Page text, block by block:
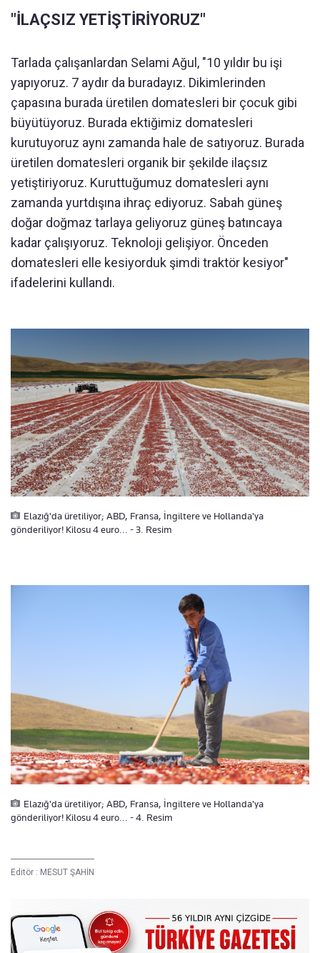
"İLAÇSIZ YETİŞTİRİYORUZ"
Tarlada çalışanlardan Selami Ağul, "10 yıldır bu işi
yapıyoruz. 7 aydır da buradayız. Dikimlerinden
çapasına burada üretilen domatesleri bir çocuk gibi
büyütüyoruz. Burada ektiğimiz domatesleri
kurutuyoruz aynı zamanda hale de satıyoruz. Burada
üretilen domatesleri organik bir şekilde ilaçsız
yetiştiriyoruz. Kuruttuğumuz domatesleri aynı
zamanda yurtdışına ihraç ediyoruz. Sabah güneş
doğar doğmaz tarlaya geliyoruz güneş batıncaya
kadar çalışıyoruz. Teknoloji gelişiyor. Önceden
domatesleri elle kesiyorduk şimdi traktör kesiyor"
ifadelerini kullandı.
Elazığ'da üretiliyor; ABD, Fransa, İngiltere ve Hollanda'ya
gönderiliyor! Kilosu 4 euro... - 3. Resim
Elazığ'da üretiliyor; ABD, Fransa, İngiltere ve Hollanda'ya
gönderiliyor! Kilosu 4 euro... - 4. Resim
Editör : MESUT ŞAHİN